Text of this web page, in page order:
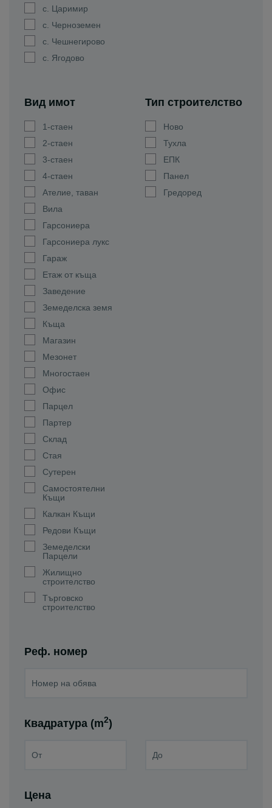
с. Царимир
с. Черноземен
с. Чешнегирово
с. Ягодово
Вид имот
1-стаен
2-стаен
3-стаен
4-стаен
Ателие, таван
Вила
Гарсониера
Гарсониера лукс
Гараж
Етаж от къща
Заведение
Земеделска земя
Къща
Магазин
Мезонет
Многостаен
Офис
Парцел
Партер
Склад
Стая
Сутерен
Самостоятелни
Къщи
Калкан Къщи
Редови Къщи
Земеделски
Парцели
Жилищно
строителство
Търговско
строителство
Тип строителство
Ново
Тухла
ЕПК
Панел
Гредоред
Реф. номер
Квадратура (m2)
Цена